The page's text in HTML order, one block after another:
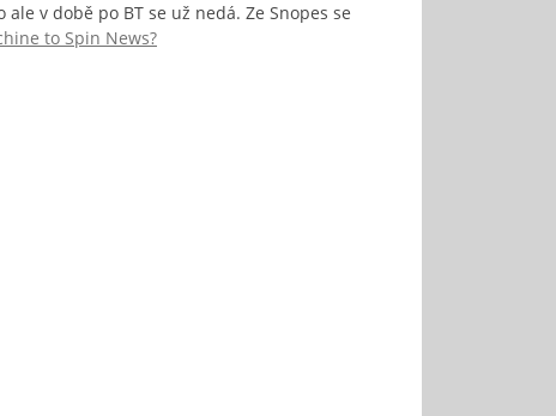
v době po BT se už nedá. Ze Snopes se
to Spin News?